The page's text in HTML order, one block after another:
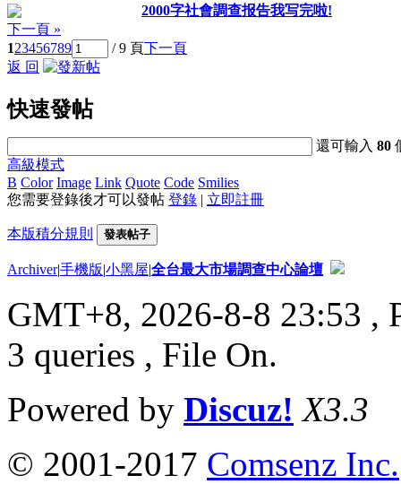
2000字社會調查报告我写完啦!
下一頁 »
123456789 / 9 頁下一頁
返 回
快速發帖
還可輸入80
高級模式
B Color Image Link Quote Code Smilies
您需要登錄後才可以發帖 登錄 | 立即註冊
本版積分規則 發表帖子
Archiver|手機版|小黑屋|全台最大市場調查中心論壇
GMT+8, 2026-8-8 23:53 ,
3 queries , File On.
Powered by Discuz! X3.3
© 2001-2017 Comsenz Inc.